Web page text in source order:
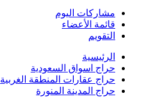
مشاركات اليوم
قائمة الأعضاء
التقويم
الرئيسية
حراج اسواق السعودية
حراج عقارات المنطقة الغربية
حراج المدينة المنورة